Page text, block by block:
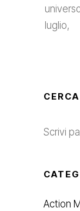
luglio,
CERCA
Action